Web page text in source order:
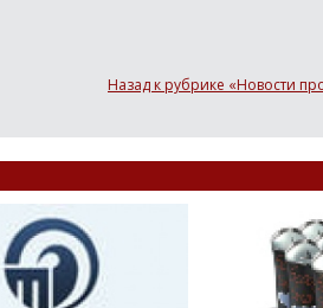
Назад к рубрике «Новости